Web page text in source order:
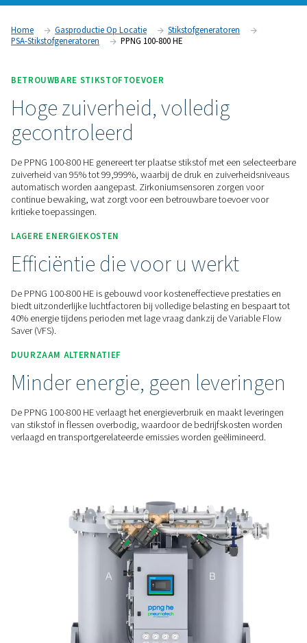
debiet van Pneumatech, die de beste prestaties, efficiëntie
in zijn klasse levert.
Neem contact met ons op voor een offerte!
Home Gasproductie Op Locatie
Stikstofgeneratoren
PSA-Stikstofgeneratoren
PPNG 100-800 HE
BETROUWBARE STIKSTOFTOEVOER
Hoge zuiverheid, volledig
gecontroleerd
De PPNG 100-800 HE genereert ter plaatse stikstof met een
zuiverheid van 95% tot 99,999%, waarbij de druk en
automatisch worden aangepast. Zirkoniumsensoren
continue bewaking, wat zorgt voor een betrouwbare
LAGERE ENERGIEKOSTEN
De PPNG 100-800 HE is gebouwd voor kosteneffectieve
biedt uitzonderlijke luchtfactoren bij volledige belasting en
40% energie tijdens perioden met lage vraag dankzij de
DUURZAAM ALTERNATIEF
Minder energie, geen